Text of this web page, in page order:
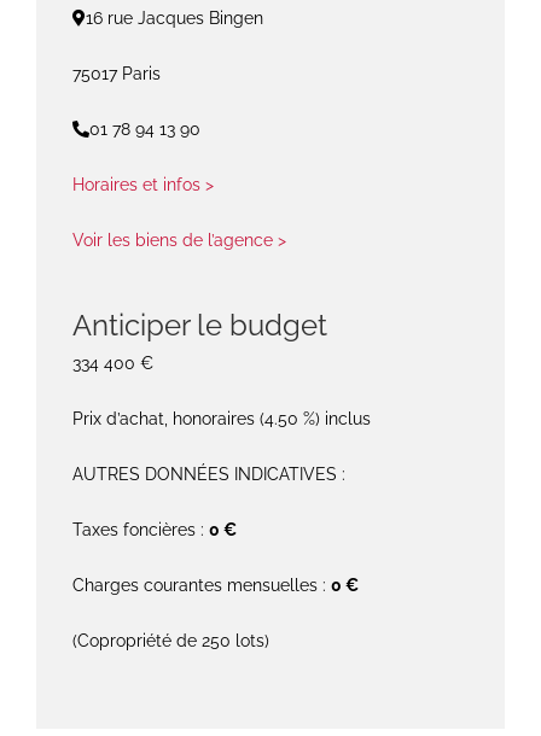
16 rue Jacques Bingen
75017 Paris
01 78 94 13 90
Horaires et infos >
Voir les biens de l’agence >
Anticiper le budget
334 400 €
Prix d’achat, honoraires (4.50 %) inclus
AUTRES DONNÉES INDICATIVES :
Taxes foncières : 0 €
Charges courantes mensuelles : 0 €
(Copropriété de 250 lots)